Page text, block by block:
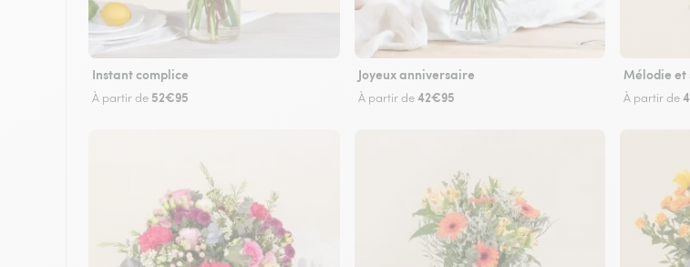
Instant complice
À partir de 52€95
Joyeux anniversaire
À partir de42€95
Mélodie et
À partir de